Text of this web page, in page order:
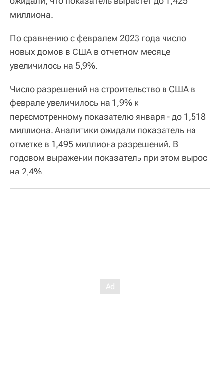
миллиона.
По сравнению с февралем 2023 года число
новых домов в США в отчетном месяце
увеличилось на 5,9%.
Число разрешений на строительство в США в
феврале увеличилось на 1,9% к
пересмотренному показателю января - до 1,518
миллиона. Аналитики ожидали показатель на
отметке в 1,495 миллиона разрешений. В
годовом выражении показатель при этом вырос
на 2,4%.